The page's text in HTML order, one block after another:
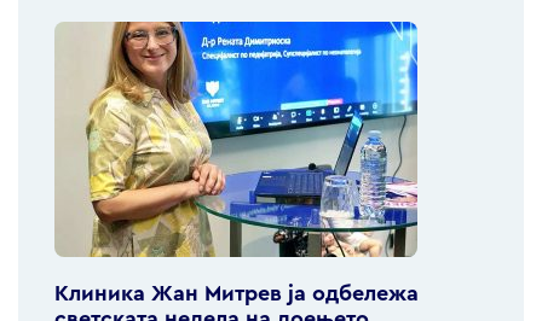
Клиника Жан Митрев ја одбележа